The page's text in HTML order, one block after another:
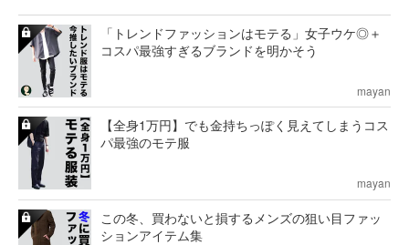
「トレンドファッションはモテる」女子ウケ◎＋
コスパ最強すぎるブランドを明かそう
mayan
【全身1万円】でも金持ちっぽく見えてしまうコス
パ最強のモテ服
mayan
この冬、買わないと損するメンズの狙い目ファッ
ションアイテム集